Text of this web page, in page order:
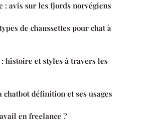
: avis sur les fjords norvégiens
de chaussettes pour chat à
: histoire et styles à travers les
définition et ses usages
en freelance ?